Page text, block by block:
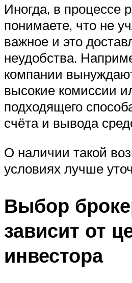
Иногда, в процессе
понимаете, что не
важное и это
неудобства.
компании
высокие комиссии
подходящего
счёта и вывода
О наличии такой
условиях лучше
Выбор
зависит от
инвестора